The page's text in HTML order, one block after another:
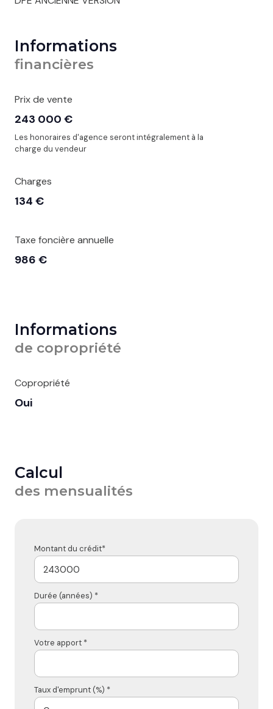
Informations
financières
Prix de vente
243 000 €
Les honoraires d'agence seront intégralement à la
charge du vendeur
Charges
134 €
Taxe foncière annuelle
986 €
Informations
de copropriété
Copropriété
Oui
Calcul
des mensualités
Montant du crédit*
Durée (années) *
Votre apport *
Taux d'emprunt (%) *